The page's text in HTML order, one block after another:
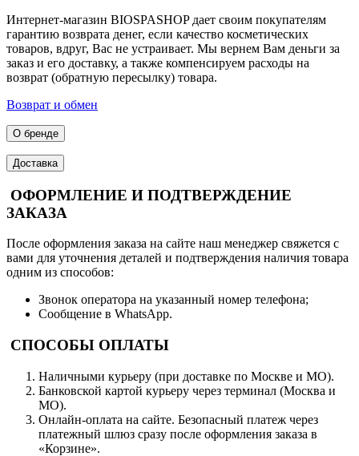
Интернет-магазин BIOSPASHOP дает своим покупателям
гарантию возврата денег, если качество косметических
товаров, вдруг, Вас не устраивает. Мы вернем Вам деньги за
заказ и его доставку, а также компенсируем расходы на
возврат (обратную пересылку) товара.
Возврат и обмен
О бренде
Доставка
ОФОРМЛЕНИЕ И ПОДТВЕРЖДЕНИЕ
ЗАКАЗА
После оформления заказа на сайте наш менеджер свяжется с
вами для уточнения деталей и подтверждения наличия товара
одним из способов:
Звонок оператора на указанный номер телефона;
Сообщение в WhatsApp.
СПОСОБЫ ОПЛАТЫ
Наличными курьеру (при доставке по Москве и МО).
Банковской картой курьеру через терминал (Москва и
МО).
Онлайн-оплата на сайте. Безопасный платеж через
платежный шлюз сразу после оформления заказа в
«Корзине».